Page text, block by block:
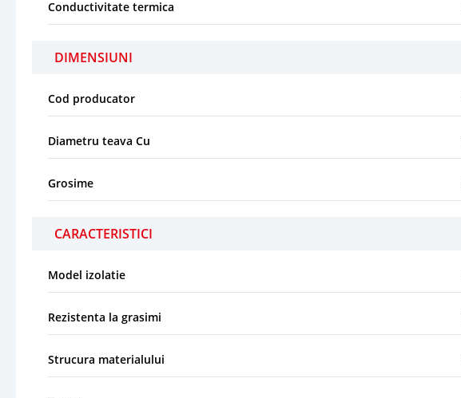
Conductivitate termica
DIMENSIUNI
Cod producator
Diametru teava Cu
Grosime
CARACTERISTICI
Model izolatie
Rezistenta la grasimi
Strucura materialului